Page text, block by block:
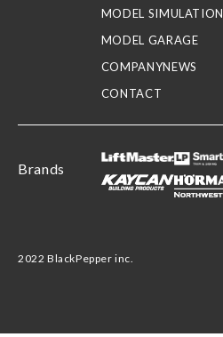
MODEL SIMULATION
MODEL GARAGE
COMPANYNEWS
CONTACT
Brands
2022 BlackPepper inc.